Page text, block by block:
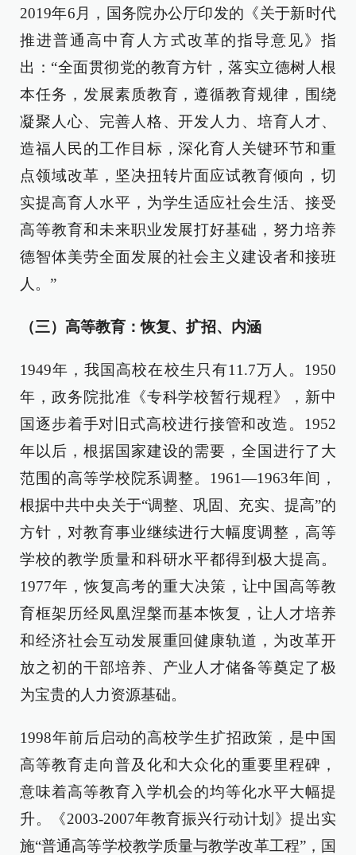
2019年6月，国务院办公厅印发的《关于新时代
推进普通高中育人方式改革的指导意见》指
出：“全面贯彻党的教育方针，落实立德树人根
本任务，发展素质教育，遵循教育规律，围绕
凝聚人心、完善人格、开发人力、培育人才、
造福人民的工作目标，深化育人关键环节和重
点领域改革，坚决扭转片面应试教育倾向，切
实提高育人水平，为学生适应社会生活、接受
高等教育和未来职业发展打好基础，努力培养
德智体美劳全面发展的社会主义建设者和接班
人。”
（三）高等教育：恢复、扩招、内涵
1949年，我国高校在校生只有11.7万人。1950
年，政务院批准《专科学校暂行规程》，新中
国逐步着手对旧式高校进行接管和改造。1952
年以后，根据国家建设的需要，全国进行了大
范围的高等学校院系调整。1961—1963年间，
根据中共中央关于“调整、巩固、充实、提高”的
方针，对教育事业继续进行大幅度调整，高等
学校的教学质量和科研水平都得到极大提高。
1977年，恢复高考的重大决策，让中国高等教
育框架历经凤凰涅槃而基本恢复，让人才培养
和经济社会互动发展重回健康轨道，为改革开
放之初的干部培养、产业人才储备等奠定了极
为宝贵的人力资源基础。
1998年前后启动的高校学生扩招政策，是中国
高等教育走向普及化和大众化的重要里程碑，
意味着高等教育入学机会的均等化水平大幅提
升。《2003-2007年教育振兴行动计划》提出实
施“普通高等学校教学质量与教学改革工程”，国